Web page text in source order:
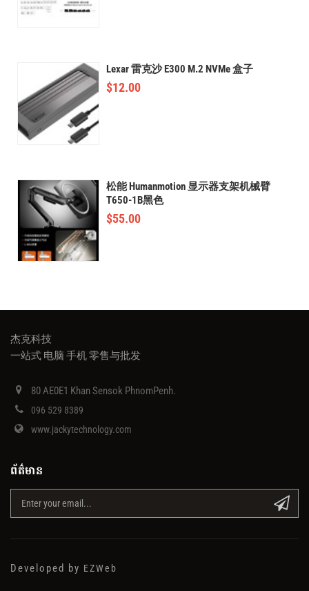
Lexar 雷克沙 E300 M.2 NVMe 盒子
$12.00
松能 Humanmotion 显示器支架机械臂
T650-1B黑色
$55.00
杰克科技
一站式 电脑 手机 零售与批发
80 AE0E1 Khan Sensok PhnomPenh.
096 529 8389
www.jackytechnology.com
ព័ត៌មាន
Developed by EZWeb